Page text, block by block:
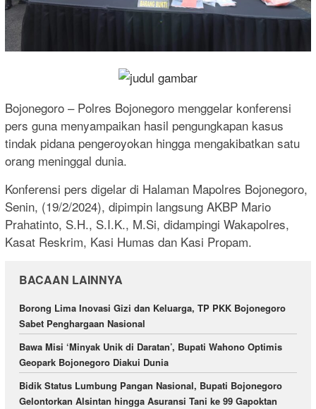
Bojonegoro – Polres Bojonegoro menggelar konferensi
pers guna menyampaikan hasil pengungkapan kasus
tindak pidana pengeroyokan hingga mengakibatkan satu
orang meninggal dunia.
Konferensi pers digelar di Halaman Mapolres Bojonegoro,
Senin, (19/2/2024), dipimpin langsung AKBP Mario
Prahatinto, S.H., S.I.K., M.Si, didampingi Wakapolres,
Kasat Reskrim, Kasi Humas dan Kasi Propam.
BACAAN LAINNYA
Borong Lima Inovasi Gizi dan Keluarga, TP PKK Bojonegoro
Sabet Penghargaan Nasional
Bawa Misi ‘Minyak Unik di Daratan’, Bupati Wahono Optimis
Geopark Bojonegoro Diakui Dunia
Bidik Status Lumbung Pangan Nasional, Bupati Bojonegoro
Gelontorkan Alsintan hingga Asuransi Tani ke 99 Gapoktan